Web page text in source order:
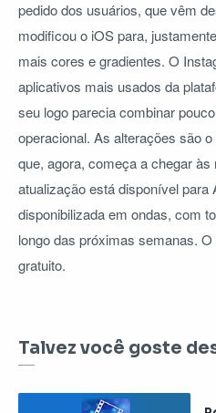
pedido dos usuários, que vêm
modificou o iOS para,
mais cores e gradientes. O
aplicativos mais usados da
seu logo parecia combinar
operacional. As alterações são
que, agora, começa a chegar
atualização está disponível para
disponibilizada em ondas, com
longo das próximas semanas.
gratuito.
Talvez você goste